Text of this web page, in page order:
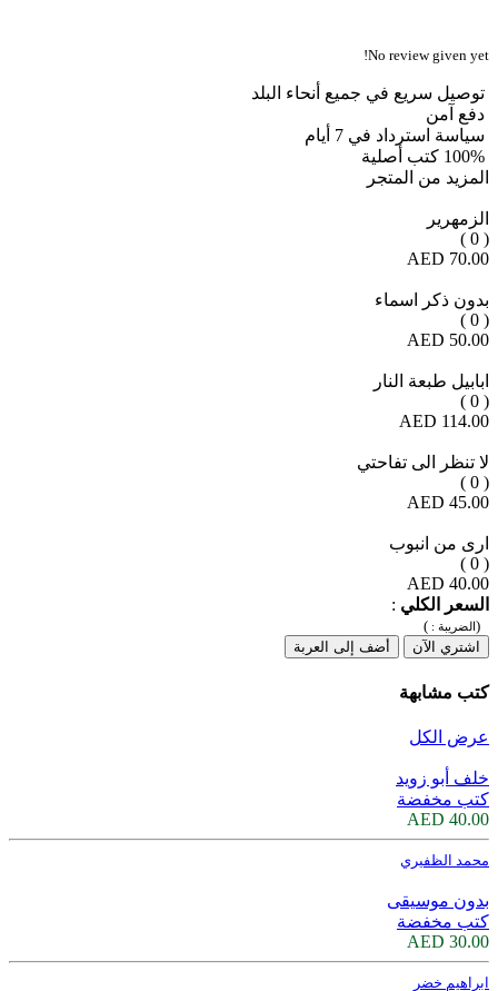
No review given yet!
توصيل سريع في جميع أنحاء البلد
دفع آمن
سياسة استرداد في 7 أيام
100% كتب أصلية
المزيد من المتجر
الزمهرير
( 0 )
70.00 AED
بدون ذكر اسماء
( 0 )
50.00 AED
ابابيل طبعة النار
( 0 )
114.00 AED
لا تنظر الى تفاحتي
( 0 )
45.00 AED
ارى من انبوب
( 0 )
40.00 AED
السعر الكلي :
(الضريبة : )
اشتري الآن
أضف إلى العربة
كتب مشابهة
عرض الكل
خلف أبو زويد
كتب مخفضة
40.00 AED
محمد الظفيري
بدون موسيقى
كتب مخفضة
30.00 AED
ابراهيم خضر